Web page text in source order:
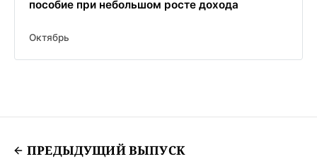
пособие при небольшом росте дохода
Октябрь
ПРЕДЫДУЩИЙ ВЫПУСК